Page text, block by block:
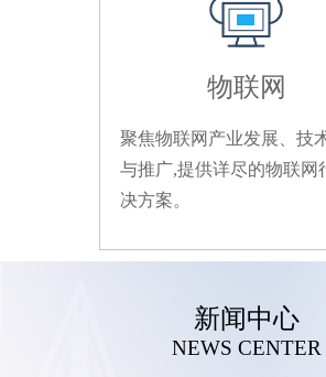
物联网
聚焦物联网产业发展、技
与推广,提供详尽的物联网
决方案。
新闻中心
NEWS CENTER